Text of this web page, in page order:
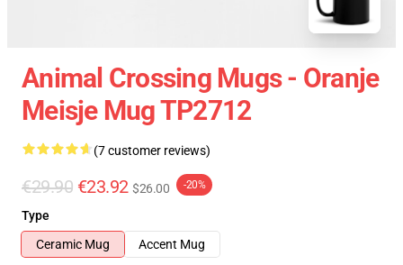
Animal Crossing Mugs - Oranje
Meisje Mug TP2712
(7 customer reviews)
€29.90 €23.92 $26.00 -20%
Type
Ceramic Mug
Accent Mug